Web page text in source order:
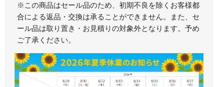
※この商品はセール品のため、初期不良を除くお客様都
合による返品・交換は承ることができません。また、セ
ール品は取り置き・お見積りの対象外となります。予め
ご了承ください。